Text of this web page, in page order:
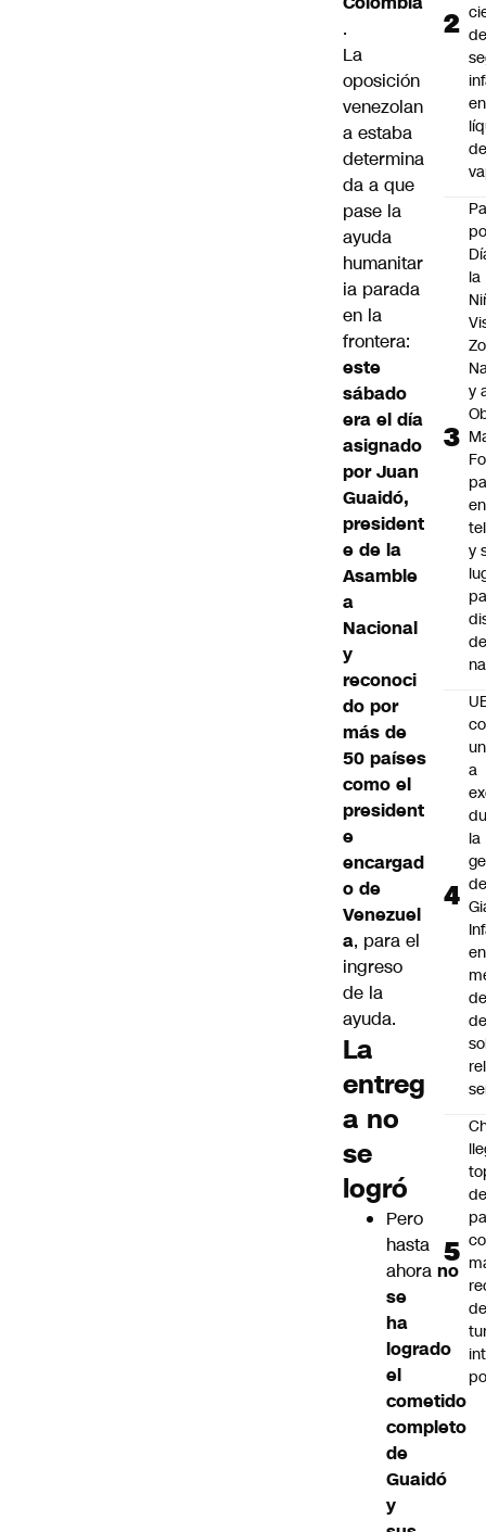
.
La
oposición
venezolan
a estaba
determina
da a que
pase la
ayuda
humanitar
ia parada
en la
frontera:
este
sábado
era el día
asignado
por Juan
Guaidó,
president
e de la
Asamble
a
Nacional
y
reconoci
do por
más de
50 países
como el
president
e
encargad
o de
Venezuel
a, para el
ingreso
de la
ayuda.
La
entreg
a no
se
logró
Pero
hasta
ahora no
se
ha
logrado
el
cometido
completo
de
Guaidó
y
de
en
de
la
y
en
y
a
la
de
en
de